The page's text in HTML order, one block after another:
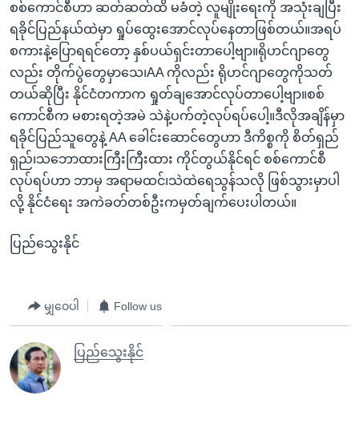
စစ်ကောင်စီဟာ ဆတ်ဆတ်ထိ မခံတဲ့ လူမျိုးရေးကို အသုံးချပြီး
ရခိုင်ပြည်နယ်ထဲမှာ ရှုပ်ထွေးအောင်လုပ်နေတာဖြစ်တယ်။အရပ်
စကားနဲ့ပြောရရင်တော့ နှစ်ပယ်ရှင်းတာပေါ့ဗျာ။ရိုဟင်ဂျာတွေ
လည်း တိုက်ပွဲတွေမှာသေ၊AA ကိုလည်း ရိုဟင်ဂျာတွေကိုသတ်
တယ်ဆိုပြီး နိုင်ငံတကာက ရှုတ်ချအောင်လုပ်တာပေါ့ဗျာ။စစ်
ကောင်စီက မစားရတဲ့အမဲ သဲနဲ့ပက်တဲ့လုပ်ရပ်ပေါ့။ဒီလိုအချိန်မှာ
ရခိုင်ပြည်သူတွေနဲ့ AA ခေါင်းဆောင်တွေဟာ ဒီကိစ္စကို စိတ်ရှည်
ရှည်၊သဘောထားကြီးကြီးထား ကိုင်တွယ်နိုင်ရင် စစ်ကောင်စီ
လုပ်ရပ်ဟာ ဘာမှ အရာမထင်၊သဲထဲရေသွန်သလို ဖြစ်သွားမှာပါ
လို့ နိုင်ငံရေး အကဲခတ်တစ်ဦးကမှတ်ချက်ပေးပါတယ်။
ပြည်သွေးနိုင်
မျှဝေပါ Follow us
ပြည်သွေးနိုင်